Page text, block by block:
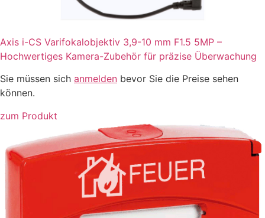
Axis i-CS Varifokalobjektiv 3,9-10 mm F1.5 5MP –
Hochwertiges Kamera-Zubehör für präzise Überwachung
Sie müssen sich anmelden bevor Sie die Preise sehen
können.
zum Produkt